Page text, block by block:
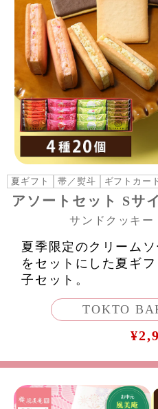
夏ギフト 帯／熨斗 ギフトカー
アソートセット Sサ
サンドクッキー
夏季限定のクリーム
をセットにした夏ギ
子セット。
TOKTO